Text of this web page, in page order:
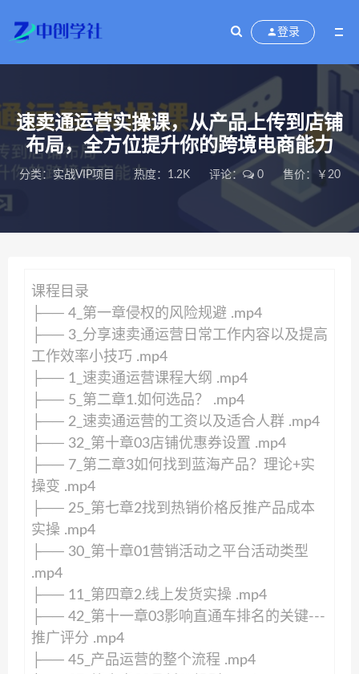
登录
速卖通运营实操课，从产品上传到店铺
布局，全方位提升你的跨境电商能力
分类： 实战VIP项目 热度：1.2K 评论： 0 售价：￥20
课程目录
├── 4_第一章侵权的风险规避 .mp4
├── 3_分享速卖通运营日常工作内容以及提高
工作效率小技巧 .mp4
├── 1_速卖通运营课程大纲 .mp4
├── 5_第二章1.如何选品？ .mp4
├── 2_速卖通运营的工资以及适合人群 .mp4
├── 32_第十章03店铺优惠券设置 .mp4
├── 7_第二章3如何找到蓝海产品？理论+实
操变 .mp4
├── 25_第七章2找到热销价格反推产品成本
实操 .mp4
├── 30_第十章01营销活动之平台活动类型
.mp4
├── 11_第四章2.线上发货实操 .mp4
├── 42_第十一章03影响直通车排名的关键---
推广评分 .mp4
├── 45_产品运营的整个流程 .mp4